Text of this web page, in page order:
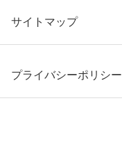
サイトマップ
プライバシーポリシー